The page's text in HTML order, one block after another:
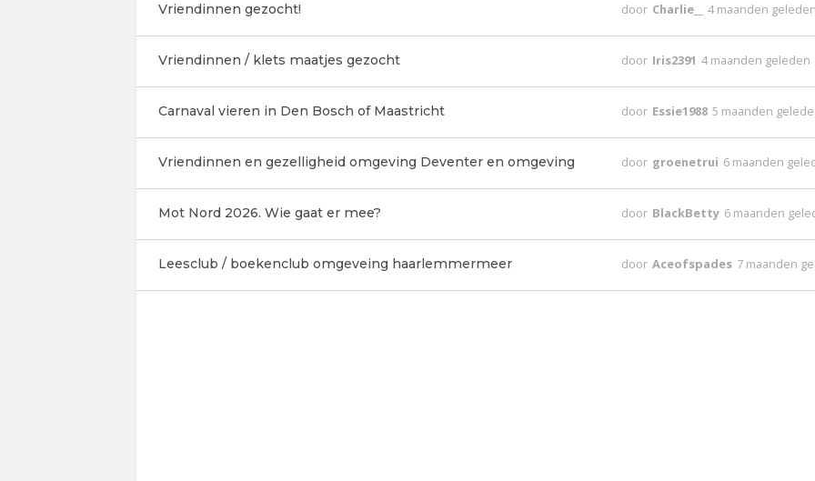
Vriendinnen gezocht! door Charlie__ 4 maanden
Vriendinnen / klets maatjes gezocht door Iris2391 4 maanden geleden
Carnaval vieren in Den Bosch of Maastricht door Essie1988 5 maanden
Vriendinnen en gezelligheid omgeving Deventer en omgeving door groenetrui 6 maanden
Mot Nord 2026. Wie gaat er mee? door BlackBetty 6 maanden
Leesclub / boekenclub omgeveing haarlemmermeer door Aceofspades 7 maanden